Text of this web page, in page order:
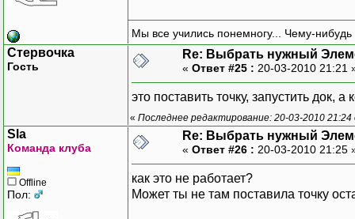
Мы все учились понемногу... Чему-нибудь
Стервочка
Гость
Re: Выбрать нужный
« Ответ #25 : 20-03-2010 21:21
это поставить точку, запустить док,
« Последнее редактирование: 20-03-2010
Sla
Команда клуба
Offline
Пол:
Re: Выбрать нужный
« Ответ #26 : 20-03-2010 21:25
как это не работает?
Может ты не там поставила точку